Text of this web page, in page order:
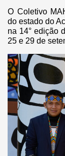
O Coletivo
do estado do
na 14° edição
25 e 29 de